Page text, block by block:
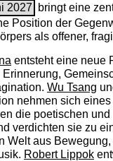
2027
bringt eine
Position der
als offener,
entsteht eine neue
Wu Tsang
nehmen sich
die poetischen
verdichten sie zu
Welt aus Bewegung,
Robert Lippok